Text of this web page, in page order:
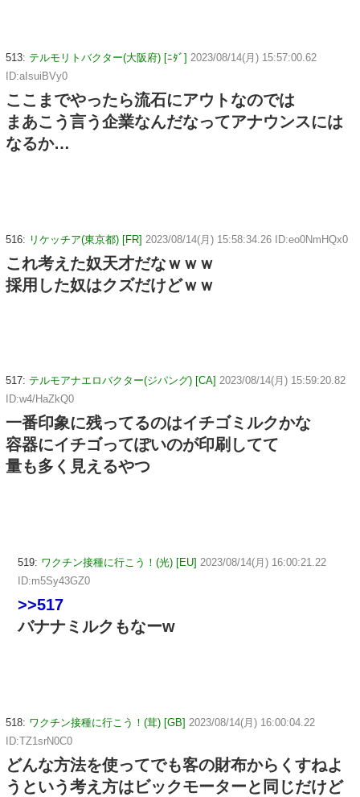
513: テルモリトバクター(大阪府) [ﾆﾀﾞ] 2023/08/14(月) 15:57:00.62
ID:aIsuiBVy0
ここまでやったら流石にアウトなのでは
まあこう言う企業なんだなってアナウンスには
なるか…
516: リケッチア(東京都) [FR] 2023/08/14(月) 15:58:34.26 ID:eo0NmHQx0
これ考えた奴天才だなｗｗｗ
採用した奴はクズだけどｗｗ
517: テルモアナエロバクター(ジパング) [CA] 2023/08/14(月) 15:59:20.82
ID:w4/HaZkQ0
一番印象に残ってるのはイチゴミルクかな
容器にイチゴってぽいのが印刷してて
量も多く見えるやつ
519: ワクチン接種に行こう！(光) [EU] 2023/08/14(月) 16:00:21.22
ID:m5Sy43GZ0
>>517
バナナミルクもなーw
518: ワクチン接種に行こう！(茸) [GB] 2023/08/14(月) 16:00:04.22
ID:TZ1srN0C0
どんな方法を使ってでも客の財布からくすねよ
うという考え方はビックモーターと同じだけど